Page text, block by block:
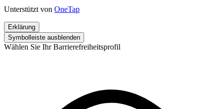
Unterstützt von OneTap
Erklärung
Symbolleiste ausblenden
Wählen Sie Ihr Barrierefreiheitsprofil